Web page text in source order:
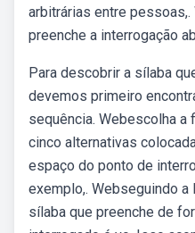
arbitrárias entre
preenche a interrogação
Para descobrir a sílaba
devemos primeiro
sequência. Webescolha a
cinco alternativas
espaço do ponto de
exemplo,. Webseguindo
sílaba que preenche de